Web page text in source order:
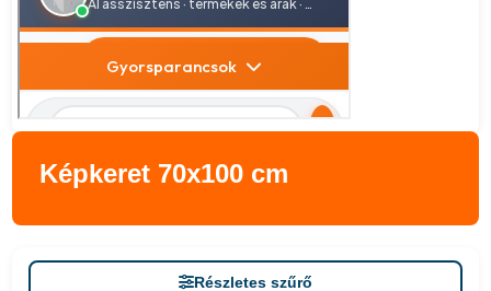
Képkeret 70x100 cm
Részletes szűrő